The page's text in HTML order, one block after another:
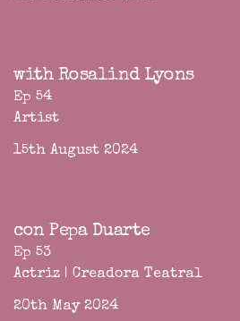
with Rosalind Lyons
Ep 54
Artist
15th August 2024
con Pepa Duarte
Ep 53
Actriz | Creadora Teatral
20th May 2024